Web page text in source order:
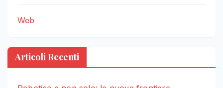
Web
Articoli Recenti